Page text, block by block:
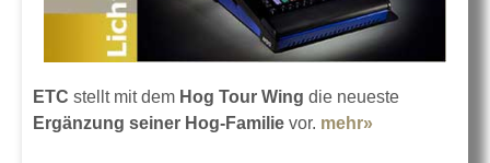
ETC stellt mit dem Hog Tour Wing die neueste
Ergänzung seiner Hog-Familie vor. mehr»